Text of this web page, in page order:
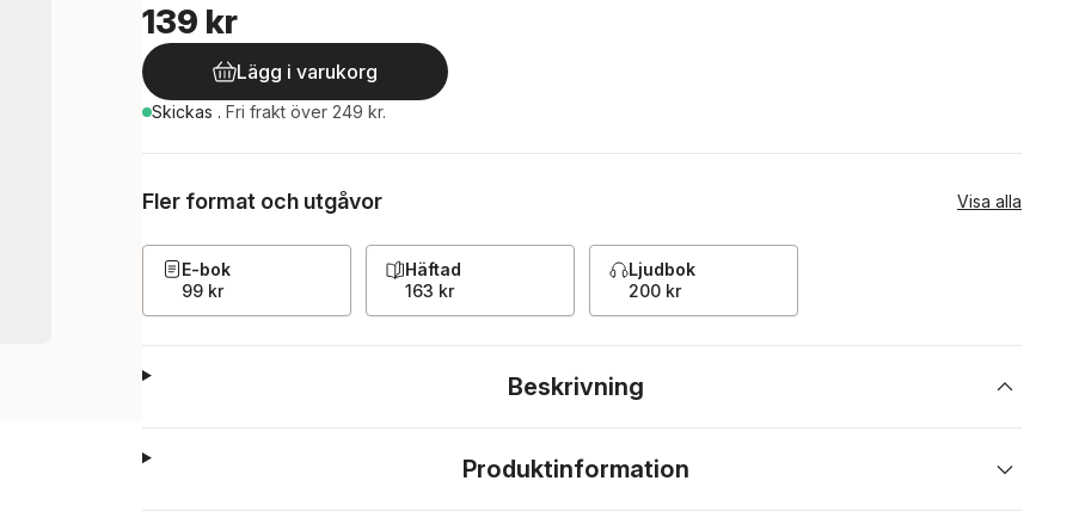
139 kr
Lägg i varukorg
Skickas . Fri frakt över 249 kr.
Fler format och utgåvor Visa alla
E-bok
99 kr
Häftad
163 kr
Ljudbok
200 kr
Beskrivning
Produktinformation